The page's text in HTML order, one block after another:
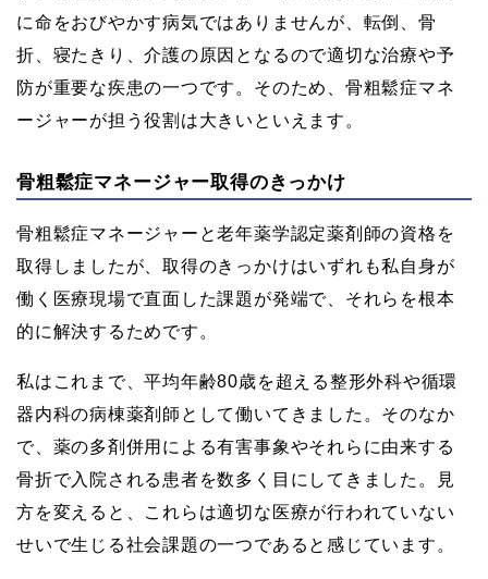
に命をおびやかす病気ではありませんが、転倒、骨
折、寝たきり、介護の原因となるので適切な治療や予
防が重要な疾患の一つです。そのため、骨粗鬆症マネ
ージャーが担う役割は大きいといえます。
骨粗鬆症マネージャー取得のきっかけ
骨粗鬆症マネージャーと老年薬学認定薬剤師の資格を
取得しましたが、取得のきっかけはいずれも私自身が
働く医療現場で直面した課題が発端で、それらを根本
的に解決するためです。
私はこれまで、平均年齢80歳を超える整形外科や循環
器内科の病棟薬剤師として働いてきました。そのなか
で、薬の多剤併用による有害事象やそれらに由来する
骨折で入院される患者を数多く目にしてきました。見
方を変えると、これらは適切な医療が行われていない
せいで生じる社会課題の一つであると感じています。